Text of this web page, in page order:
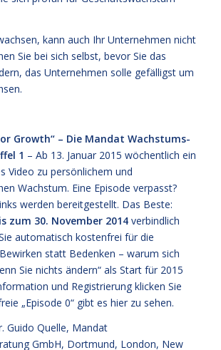
kann auch Ihr Unternehmen nicht
Sie bei sich selbst, bevor Sie das
das Unternehmen solle gefälligst um
Growth“ – Die Mandat Wachstums-
1 – Ab 13. Januar 2015 wöchentlich ein
Video zu persönlichem und
Wachstum. Eine Episode verpasst?
werden bereitgestellt. Das Beste:
zum 30. November 2014verbindlich
automatisch kostenfrei für die
statt Bedenken – warum sich
Sie nichts ändern“als Start für 2015
und Registrierung klicken Sie
„Episode 0“ gibt es hier zu sehen.
Guido Quelle, Mandat
GmbH, Dortmund, London, New